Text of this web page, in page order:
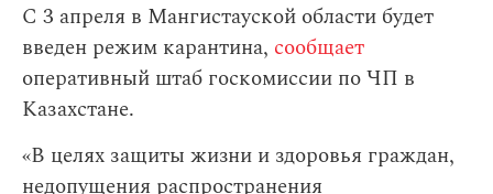
С 3 апреля в Мангистауской области будет
введен режим карантина, сообщает
оперативный штаб госкомиссии по ЧП в
Казахстане.
«В целях защиты жизни и здоровья граждан,
недопущения распространения